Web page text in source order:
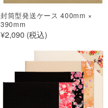
封筒型発送ケース 400mm ×
390mm
¥2,090 (税込)